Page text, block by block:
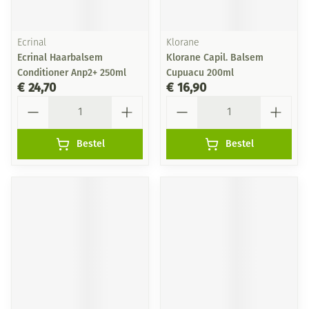
Ecrinal
Ecrinal Haarbalsem
Conditioner Anp2+ 250ml
€ 24,70
Bestel
Klorane
Klorane Capil. Balsem
Cupuacu 200ml
€ 16,90
Bestel